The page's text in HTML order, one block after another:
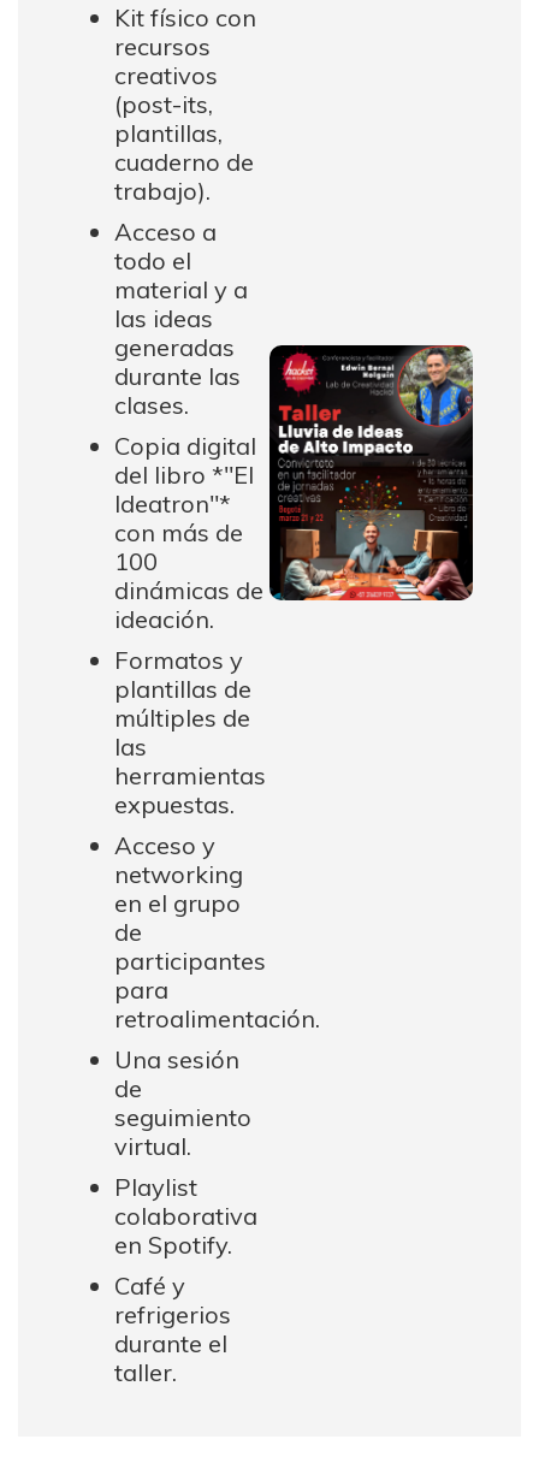
Kit físico con
recursos
creativos
(post-its,
plantillas,
cuaderno de
trabajo).
Acceso a
todo el
material y a
las ideas
generadas
durante las
clases.
Copia digital
del libro *"El
Ideatron"*
con más de
100
dinámicas de
ideación.
Formatos y
plantillas de
múltiples de
las
herramientas
expuestas.
Acceso y
networking
en el grupo
de
participantes
para
retroalimentación.
Una sesión
de
seguimiento
virtual.
Playlist
colaborativa
en Spotify.
Café y
refrigerios
durante el
taller.